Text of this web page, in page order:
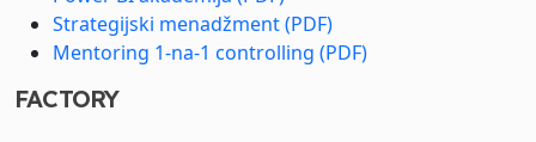
Strategijski menadžment (PDF)
Mentoring 1-na-1 controlling (PDF)
FACTORY